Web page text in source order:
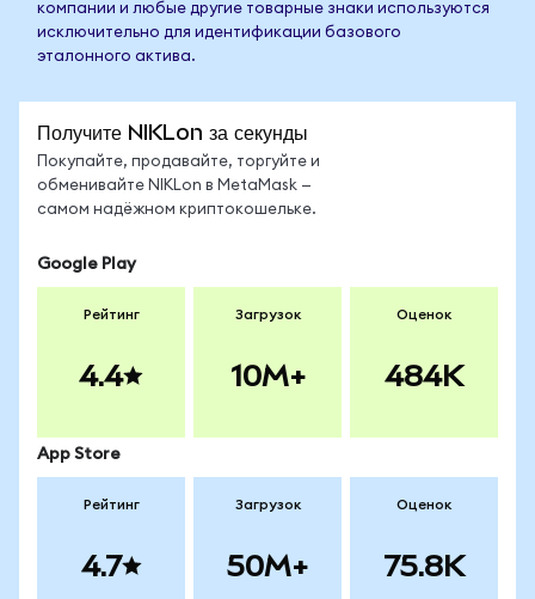
компании и любые другие товарные знаки используются
исключительно для идентификации базового
эталонного актива.
Получите NIKLon за секунды
Покупайте, продавайте, торгуйте и
обменивайте NIKLon в MetaMask —
самом надёжном криптокошельке.
Google Play
Рейтинг
4.4
Загрузок
10M+
Оценок
484K
App Store
Рейтинг
4.7
Загрузок
50M+
Оценок
75.8K